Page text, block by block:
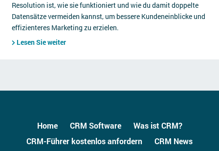
Resolution ist, wie sie funktioniert und wie du damit doppelte
Datensätze vermeiden kannst, um bessere Kundeneinblicke und
effizienteres Marketing zu erzielen.
Lesen Sie weiter
Home CRM Software
Was ist CRM?
CRM-Führer kostenlos anfordern
CRM News